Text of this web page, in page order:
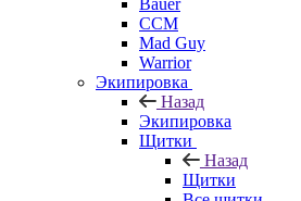
Bauer
CCM
Mad Guy
Warrior
Экипировка
Назад
Экипировка
Щитки
Назад
Щитки